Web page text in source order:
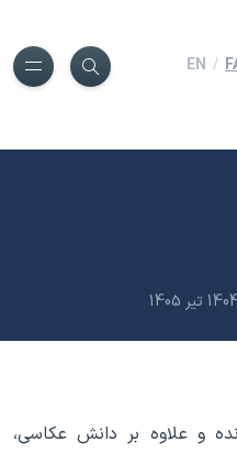
/
EN
و علاوه بر دانش عکاسی،